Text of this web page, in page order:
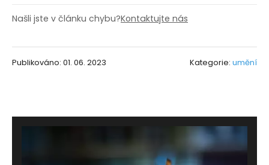
Našli jste v článku chybu?Kontaktujte nás
Publikováno: 01. 06. 2023 Kategorie: umění